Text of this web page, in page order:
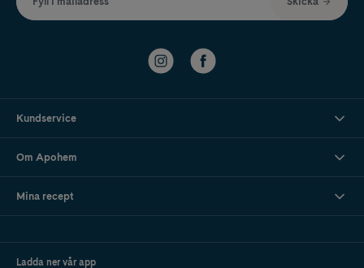
Kundservice
Om Apohem
Mina recept
Ladda ner vår app